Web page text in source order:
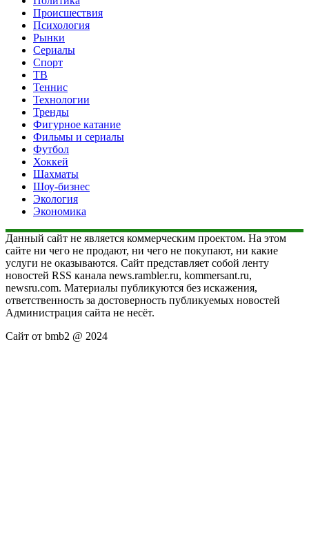
Происшествия
Психология
Рынки
Сериалы
Спорт
ТВ
Теннис
Технологии
Тренды
Фигурное катание
Фильмы и сериалы
Футбол
Хоккей
Шахматы
Шоу-бизнес
Экология
Экономика
Данный сайт не является коммерческим проектом. На этом
сайте ни чего не продают, ни чего не покупают, ни какие
услуги не оказываются. Сайт представляет собой ленту
новостей RSS канала news.rambler.ru, kommersant.ru,
newsru.com. Материалы публикуются без искажения,
ответственность за достоверность публикуемых новостей
Администрация сайта не несёт.
Сайт от bmb2 @ 2024